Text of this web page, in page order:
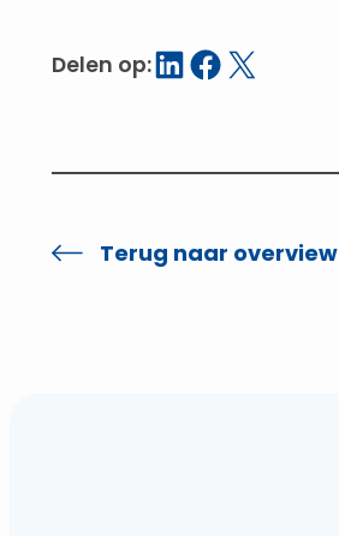
Delen op:Delen op LinkedIn
Delen op Facebook
Delen op X
Terug naar overview